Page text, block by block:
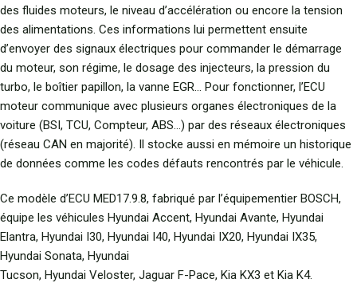
des fluides moteurs, le niveau d’accélération ou encore la tension
des alimentations. Ces informations lui permettent ensuite
d’envoyer des signaux électriques pour commander le démarrage
du moteur, son régime, le dosage des injecteurs, la pression du
turbo, le boîtier papillon, la vanne EGR… Pour fonctionner, l’ECU
moteur communique avec plusieurs organes électroniques de la
voiture (BSI, TCU, Compteur, ABS…) par des réseaux électroniques
(réseau CAN en majorité). Il stocke aussi en mémoire un historique
de données comme les codes défauts rencontrés par le véhicule.
Ce modèle d’ECU MED17.9.8, fabriqué par l’équipementier BOSCH,
équipe les véhicules Hyundai Accent, Hyundai Avante, Hyundai
Elantra, Hyundai I30, Hyundai I40, Hyundai IX20, Hyundai IX35,
Hyundai Sonata, Hyundai
Tucson, Hyundai Veloster, Jaguar F-Pace, Kia KX3 et Kia K4.